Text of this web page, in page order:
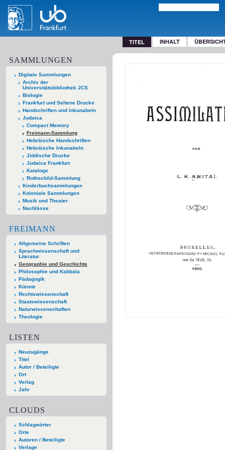
TITEL INHALT
SAMMLUNGEN
Digitale Sammlungen
Archiv der
Universitätsbibliothek JCS
Biologie
Frankfurt und Seltene Drucke
Handschriften und Inkunabeln
Judaica
Compact Memory
Freimann-Sammlung
Hebräische Handschriften
Hebräische Inkunabeln
Jiddische Drucke
Judaica Frankfurt
Kataloge
Rothschild-Sammlung
Kinderbuchsammlungen
Koloniale Sammlungen
Musik und Theater
Nachlässe
FREIMANN
Allgemeine Schriften
Sprachwissenschaft und
Literatur
Geographie und Geschichte
Philosophie und Kabbala
Pädagogik
Künste
Rechtswissenschaft
Staatswissenschaft
Naturwissenschaften
Theologie
LISTEN
Neuzugänge
Titel
Autor / Beteiligte
Ort
Verlag
Jahr
CLOUDS
Schlagwörter
Orte
Autoren / Beteiligte
Verlage